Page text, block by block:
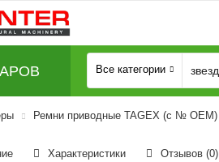
Все категории
Ремни приводные TAGEX (с № OEM)
Характеристики Отзывов (0)